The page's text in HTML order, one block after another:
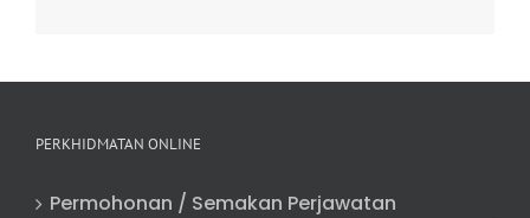
PERKHIDMATAN ONLINE
Permohonan / Semakan Perjawatan